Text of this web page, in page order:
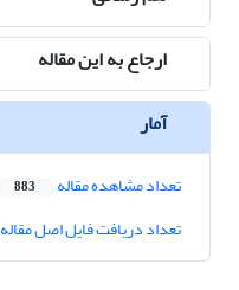
ارجاع به این مقاله
آمار
تعداد مشاهده مقاله 883
تعداد دریافت فایل اصل مقاله